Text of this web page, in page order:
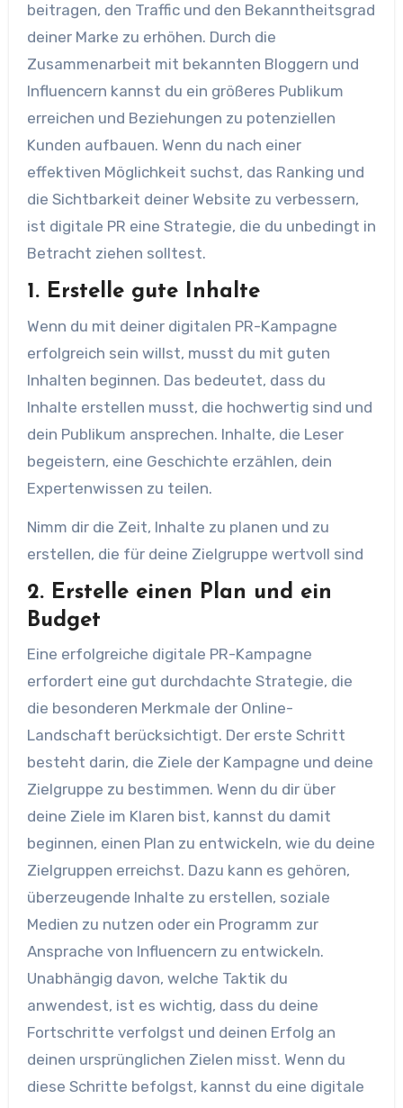
beitragen, den Traffic und den Bekanntheitsgrad
deiner Marke zu erhöhen. Durch die
Zusammenarbeit mit bekannten Bloggern und
Influencern kannst du ein größeres Publikum
erreichen und Beziehungen zu potenziellen
Kunden aufbauen. Wenn du nach einer
effektiven Möglichkeit suchst, das Ranking und
die Sichtbarkeit deiner Website zu verbessern,
ist digitale PR eine Strategie, die du unbedingt in
Betracht ziehen solltest.
1. Erstelle gute Inhalte
Wenn du mit deiner digitalen PR-Kampagne
erfolgreich sein willst, musst du mit guten
Inhalten beginnen. Das bedeutet, dass du
Inhalte erstellen musst, die hochwertig sind und
dein Publikum ansprechen. Inhalte, die Leser
begeistern, eine Geschichte erzählen, dein
Expertenwissen zu teilen.
Nimm dir die Zeit, Inhalte zu planen und zu
erstellen, die für deine Zielgruppe wertvoll sind
2. Erstelle einen Plan und ein
Budget
Eine erfolgreiche digitale PR-Kampagne
erfordert eine gut durchdachte Strategie, die
die besonderen Merkmale der Online-
Landschaft berücksichtigt. Der erste Schritt
besteht darin, die Ziele der Kampagne und deine
Zielgruppe zu bestimmen. Wenn du dir über
deine Ziele im Klaren bist, kannst du damit
beginnen, einen Plan zu entwickeln, wie du deine
Zielgruppen erreichst. Dazu kann es gehören,
überzeugende Inhalte zu erstellen, soziale
Medien zu nutzen oder ein Programm zur
Ansprache von Influencern zu entwickeln.
Unabhängig davon, welche Taktik du
anwendest, ist es wichtig, dass du deine
Fortschritte verfolgst und deinen Erfolg an
deinen ursprünglichen Zielen misst. Wenn du
diese Schritte befolgst, kannst du eine digitale